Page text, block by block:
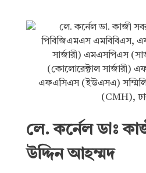
লে. কর্নেল ডাঃ
উদ্দিন আহম্মদ